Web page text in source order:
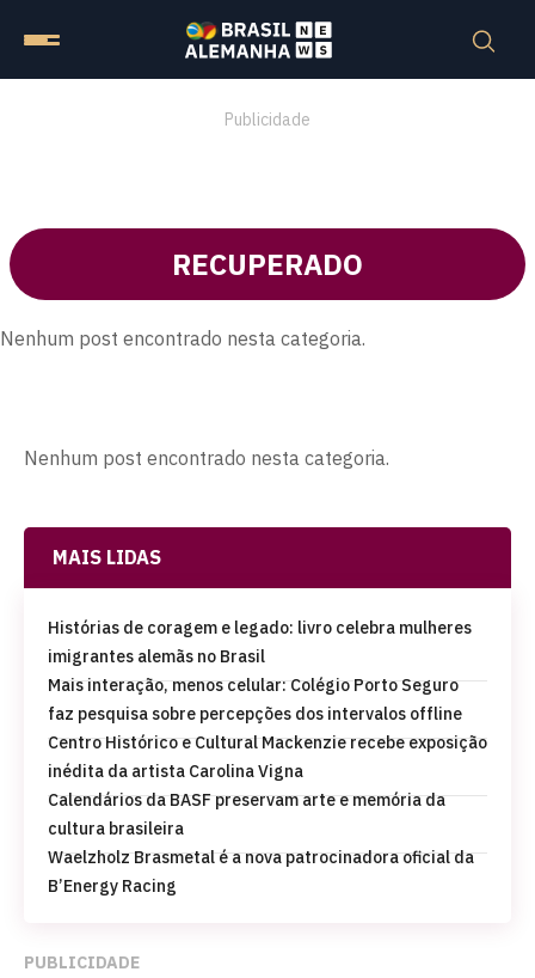
Publicidade
RECUPERADO
Nenhum post encontrado nesta categoria.
Nenhum post encontrado nesta categoria.
MAIS LIDAS
Histórias de coragem e legado: livro celebra mulheres
imigrantes alemãs no Brasil
Mais interação, menos celular: Colégio Porto Seguro
faz pesquisa sobre percepções dos intervalos offline
Centro Histórico e Cultural Mackenzie recebe exposição
inédita da artista Carolina Vigna
Calendários da BASF preservam arte e memória da
cultura brasileira
Waelzholz Brasmetal é a nova patrocinadora oficial da
B’Energy Racing
PUBLICIDADE